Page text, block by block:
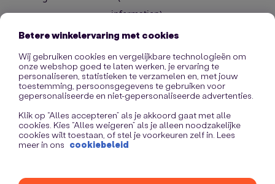
information).
Betere winkelervaring met cookies
Wij gebruiken cookies en vergelijkbare technologieën om
onze webshop goed te laten werken, je ervaring te
personaliseren, statistieken te verzamelen en, met jouw
toestemming, persoonsgegevens te gebruiken voor
gepersonaliseerde en niet-gepersonaliseerde advertenties.
Klik op “Alles accepteren” als je akkoord gaat met alle
cookies. Kies “Alles weigeren” als je alleen noodzakelijke
cookies wilt toestaan, of stel je voorkeuren zelf in. Lees
meer in ons cookiebeleid